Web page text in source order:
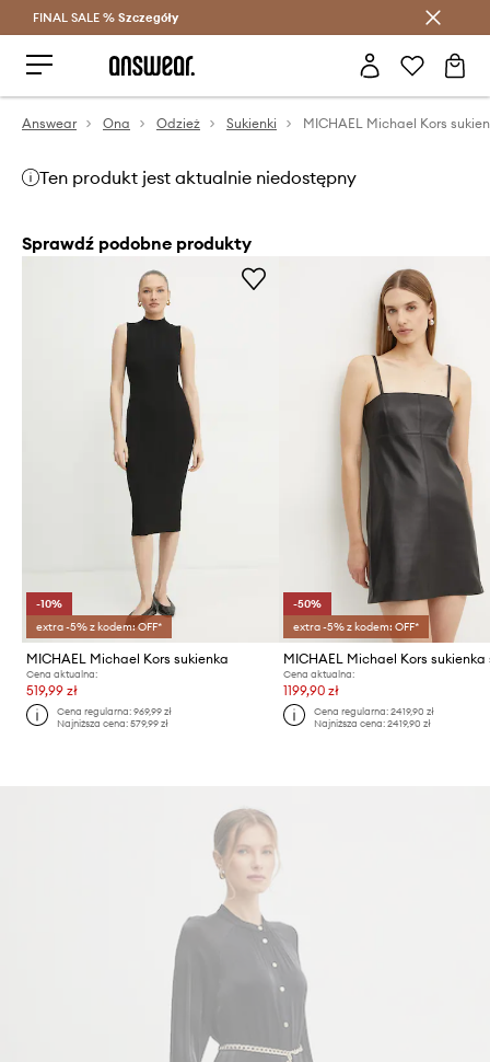
Oszczędzaj z Answear Club >
FINAL SALE % Szczegóły
Answear Ona Odzież Sukienki MICHAEL Michael Kors
Ten produkt jest aktualnie niedostępny
Sprawdź podobne produkty
-10%
extra -5% z kodem: OFF*
MICHAEL Michael Kors sukienka
Cena aktualna:
519,99 zł
Cena regularna:969,99 zł
Najniższa cena:579,99 zł
-50%
extra -5% z kodem: OFF*
Cena aktualna:
1199,90 zł
Cena regularna: 2419,90 zł
Najniższa cena: 2419,90 zł